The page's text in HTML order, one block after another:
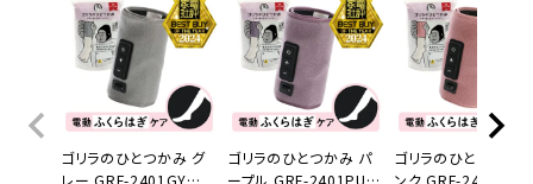
ゴリラのひとつかみ グ
レー GRF-2401GY
ゴリラのひとつかみ パ
ープル GRF-2401PU
ゴリラのひとつかみ
ンク GRF-2401PK